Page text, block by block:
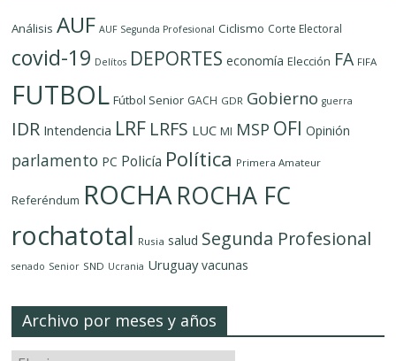
Análisis AUF AUF Segunda Profesional Ciclismo Corte Electoral
covid-19 Delítos DEPORTES economía Elección FA FIFA
FUTBOL Fútbol Senior GACH GDR Gobierno guerra
IDR Intendencia LRF LRFS LUC MI MSP OFI Opinión
parlamento PC Policía Política Primera Amateur
Referéndum ROCHAROCHA FC
rochatotal Rusia salud Segunda Profesional
senado Senior SND Ucrania Uruguay vacunas
Archivo por meses y años